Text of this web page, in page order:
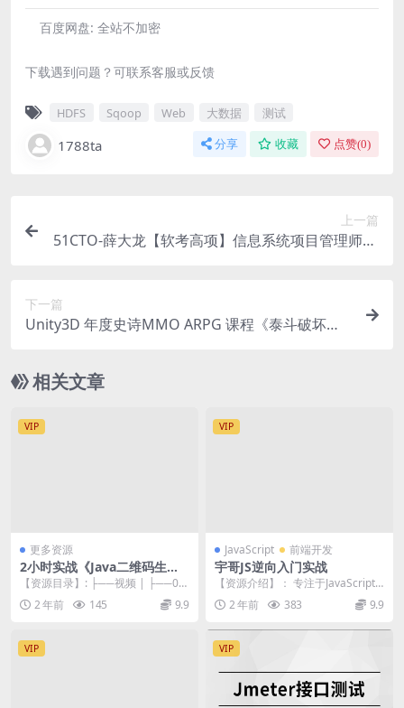
百度网盘: 全站不加密
下载遇到问题？可联系客服或反馈
HDFS Sqoop Web 大数据 测试
1788ta 分享 收藏 点赞(0)
上一篇
51CTO-薛大龙【软考高项】信息系统项目管理师18
下一篇
Unity3D 年度史诗MMO ARPG 课程《泰斗破坏
相关文章
VIP
更多资源
2小时实战《Java二维码生
成》项目 资料完整
【资源目录】: ├──视频 | ├──01-
课程介绍及搭建环境.mp4 126....
2 年前 145 9.9
VIP
JavaScript 前端开发
宇哥JS逆向入门实战
【资源介绍】： 专注于JavaScript
逆向工程入门的实战教程，内容涵
盖Jav...
2 年前 383 9.9
VIP VIP